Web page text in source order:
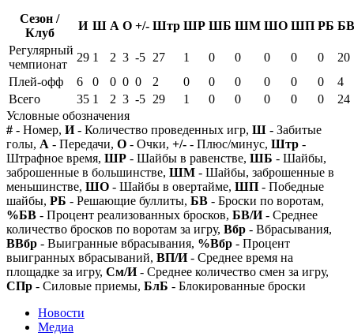
Сезон /
Клуб
И Ш А О +/- Штр ШР ШБ ШМ ШО ШП РБ БВ
Регулярный
чемпионат
29 1 2 3 -5 27 1 0 0 0 0 0
20
Плей-офф
6 0 0 0 0 2 0 0 0 0 0 0
4
Всего
35 1 2 3 -5 29 1 0 0 0 0 0
24
Условные обозначения
# - Номер, И- Количество проведенных игр, Ш - Забитые
голы, А - Передачи, О - Очки, +/- - Плюс/минус, Штр -
Штрафное время, ШР - Шайбы в равенстве, ШБ - Шайбы,
заброшенные в большинстве, ШМ - Шайбы, заброшенные в
меньшинстве, ШО - Шайбы в овертайме, ШП - Победные
шайбы, РБ - Решающие буллиты, БВ - Броски по воротам,
%БВ - Процент реализованных бросков, БВ/И- Среднее
количество бросков по воротам за игру, Вбр - Вбрасывания,
ВВбр - Выигранные вбрасывания, %Вбр - Процент
выигранных вбрасываний, ВП/И- Среднее время на
площадке за игру, См/И- Среднее количество смен за игру,
СПр - Силовые приемы, БлБ - Блокированные броски
Новости
Медиа